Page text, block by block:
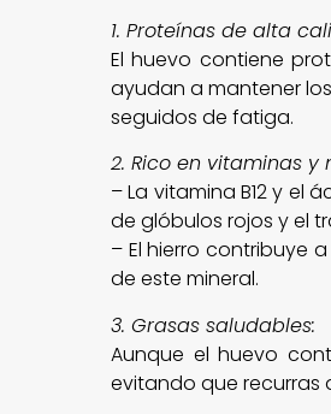
1. Proteínas de alta
El huevo contiene
ayudan a mantener
seguidos de fatiga.
2. Rico en vitaminas y
– La vitamina B12 y el
de glóbulos rojos y el
– El hierro contribuye
de este mineral.
3. Grasas saludables:
Aunque el huevo
evitando que recurras